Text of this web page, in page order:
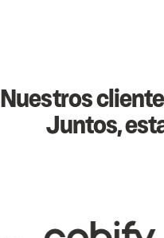
Nuestros
Juntos,